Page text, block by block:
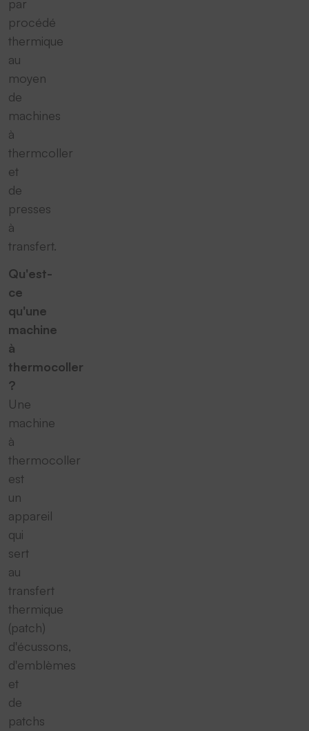
par
procédé
thermique
au
moyen
de
machines
à
thermcoller
et
de
presses
à
transfert.
Qu'est-
ce
qu'une
machine
à
thermocoller
?
Une
machine
à
thermocoller
est
un
appareil
qui
sert
au
transfert
thermique
(patch)
d'écussons,
d'emblèmes
et
de
patchs